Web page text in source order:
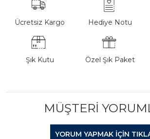
Ücretsiz Kargo Hediye Notu
Şık Kutu Özel Şık Paket
MÜŞTERI
YORUM YAPMAK IÇIN